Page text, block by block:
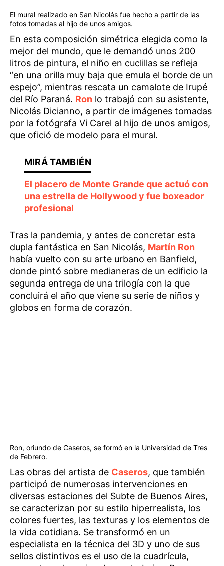
El mural realizado en San Nicolás fue hecho a partir de las
fotos tomadas al hijo de unos amigos.
En esta composición simétrica elegida como la
mejor del mundo, que le demandó unos 200
litros de pintura, el niño en cuclillas se refleja
“en una orilla muy baja que emula el borde de un
espejo”, mientras rescata un camalote de Irupé
del Río Paraná. Ron lo trabajó con su asistente,
Nicolás Dicianno, a partir de imágenes tomadas
por la fotógrafa Vi Carel al hijo de unos amigos,
que ofició de modelo para el mural.
El placero de Monte Grande que actuó con
una estrella de Hollywood y fue boxeador
profesional
Tras la pandemia, y antes de concretar esta
dupla fantástica en San Nicolás, Martín Ron
había vuelto con su arte urbano en Banfield,
donde pintó sobre medianeras de un edificio la
segunda entrega de una trilogía con la que
concluirá el año que viene su serie de niños y
globos en forma de corazón.
Ron, oriundo de Caseros, se formó en la Universidad de Tres
de Febrero.
Las obras del artista de Caseros, que también
participó de numerosas intervenciones en
diversas estaciones del Subte de Buenos Aires,
se caracterizan por su estilo hiperrealista, los
colores fuertes, las texturas y los elementos de
la vida cotidiana. Se transformó en un
especialista en la técnica del 3D y uno de sus
sellos distintivos es el uso de la cuadrícula,